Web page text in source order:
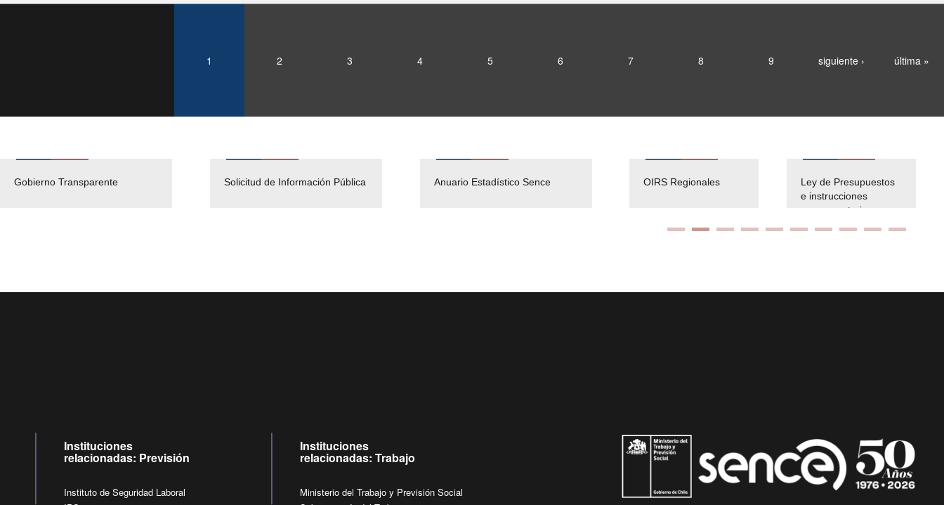
1 2 3 4 5 6 7 8 9 siguiente › última »
Gobierno Transparente Solicitud de Información Pública Anuario Estadístico Sence
Pago Proveedores
Empleos Públicos
Solicitud Audiencias y
OIRS Regionales
Ley de Presupuestos
e instrucciones
presuspuetarias
Instituciones
relacionadas: Previsión
Instituto de Seguridad Laboral
Instituciones
relacionadas: Trabajo
Ministerio del Trabajo y Previsión Social